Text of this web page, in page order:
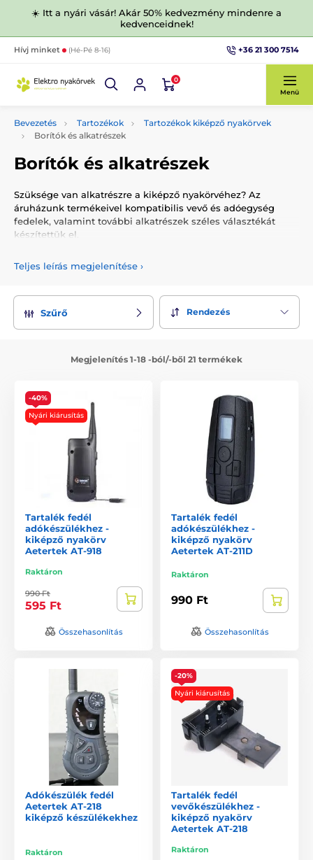
☀️ Itt a nyári vásár! Akár 50% kedvezmény mindenre a
kedvenceidnek!
Hívj minket (Hé-Pé 8-16) +36 21 300 7514
0
Menü
Bevezetés Tartozékok
Tartozékok kiképző nyakörvek
Borítók és alkatrészek
Borítók és alkatrészek
Szüksége van alkatrészre a kiképző nyakörvéhez? Az
áruházunk termékeivel kompatibilis vevő és adóegység
fedelek, valamint további alkatrészek széles választékát
készítettük el.
Teljes leírás megjelenítése ›
Szűrő Rendezés
Megjelenítés 1-18 -ból/-ből 21 termékek
-40%
Nyári kiárusítás
Tartalék fedél
adókészülékhez -
kiképző nyakörv
Aetertek AT-918
Raktáron
990 Ft
595 Ft
Összehasonlítás
Tartalék fedél
adókészülékhez -
kiképző nyakörv
Aetertek AT-211D
Raktáron
990 Ft
Összehasonlítás
Adókészülék fedél
Aetertek AT-218
kiképző készülékekhez
Raktáron
-20%
Nyári kiárusítás
Tartalék fedél
vevőkészülékhez -
kiképző nyakörv
Aetertek AT-218
Raktáron